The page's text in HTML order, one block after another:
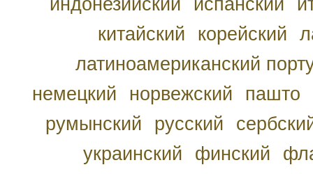
индонезийский
испанский
китайский
корейский
латиноамериканский
немецкий
норвежский
пашто
румынский
русский
украинский
финский